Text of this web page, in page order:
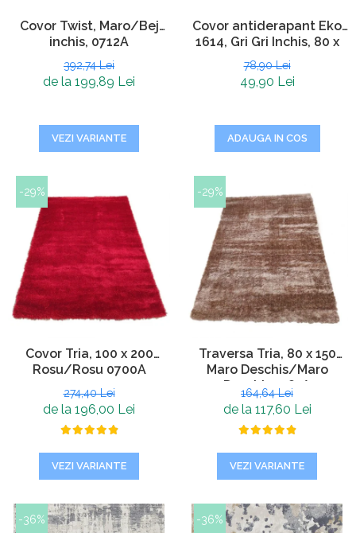
Covor Twist, Maro/Bej
inchis, 0712A
392,74 Lei
de la 199,89 Lei
VEZI VARIANTE
Covor antiderapant Eko
1614, Gri Gri Inchis, 80 x
120 cm
78,90 Lei
49,90 Lei
ADAUGA IN COS
-29%
Covor Tria, 100 x 200
Rosu/Rosu 0700A
274,40 Lei
de la 196,00 Lei
VEZI VARIANTE
-29%
Traversa Tria, 80 x 150
Maro Deschis/Maro
Deschis 7585A
164,64 Lei
de la 117,60 Lei
VEZI VARIANTE
-36% -36%